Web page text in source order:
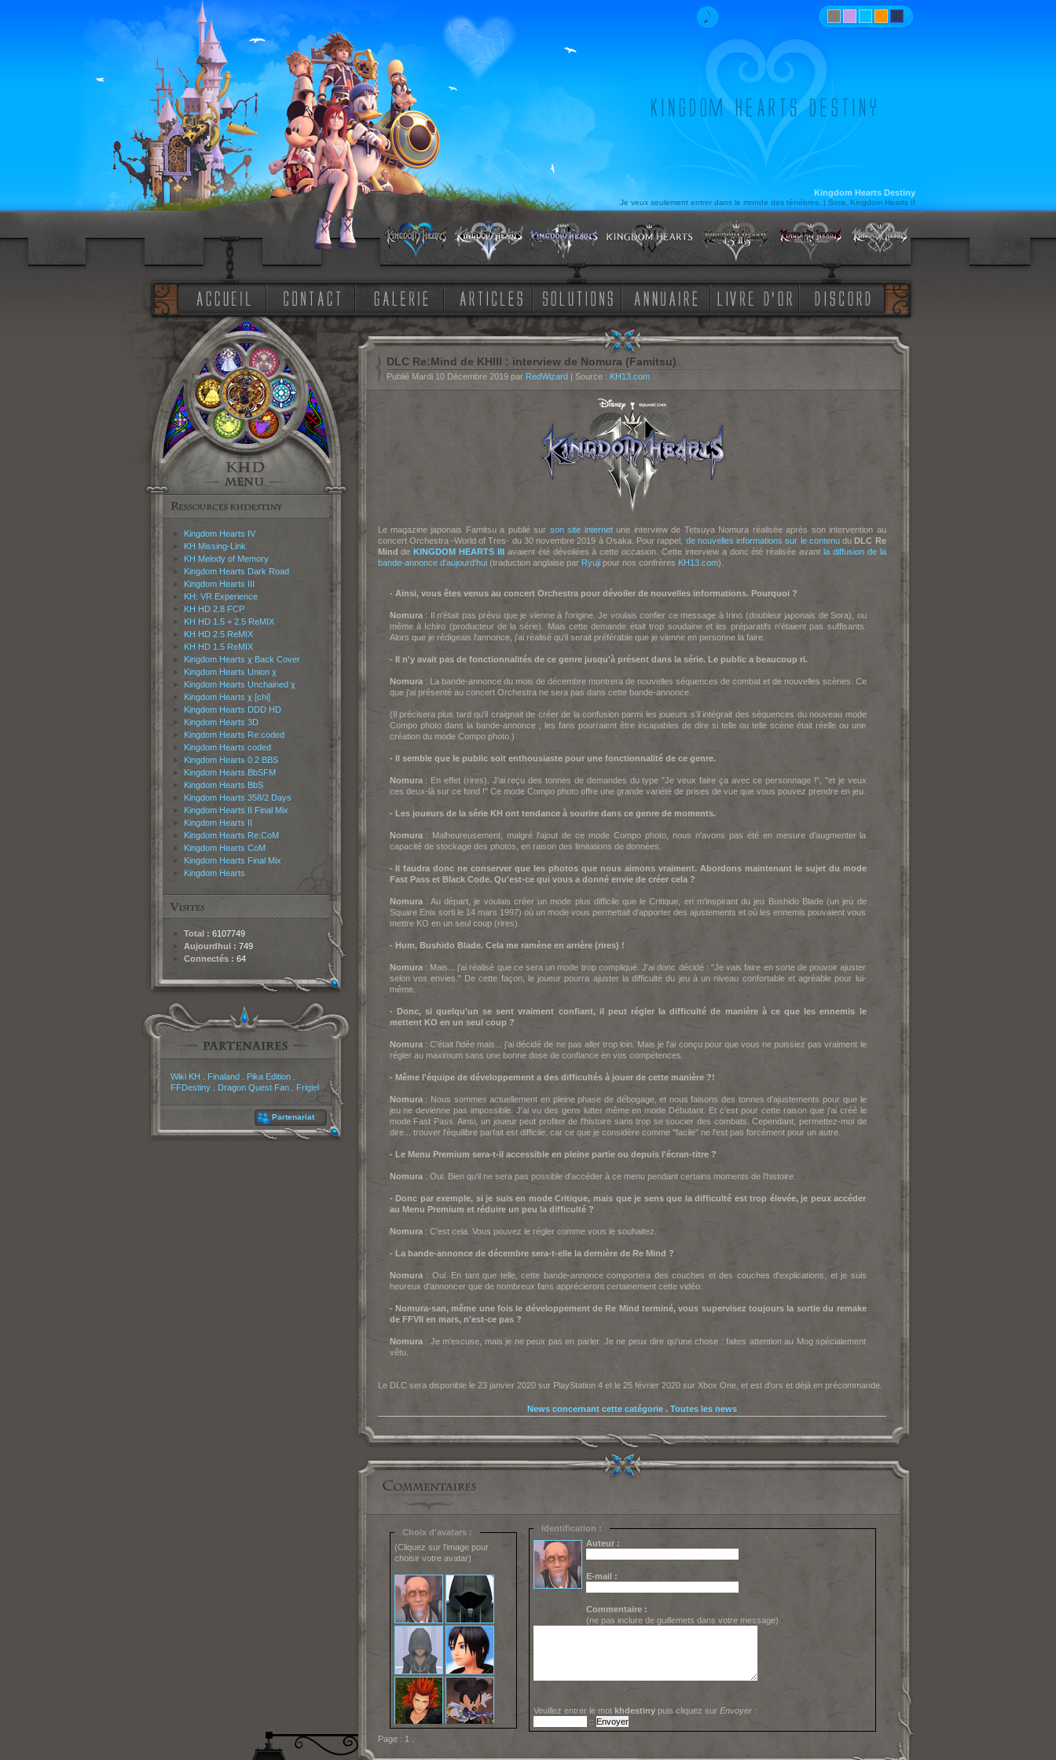
Kingdom Hearts Destiny
Je veux seulement entrer dans le monde des ténèbres. | Sora, Kingdom Hearts II
Kingdom Hearts IV
KH Missing-Link
KH Melody of Memory
Kingdom Hearts Dark Road
Kingdom Hearts III
KH: VR Experience
KH HD 2.8 FCP
KH HD 1.5 + 2.5 ReMIX
KH HD 2.5 ReMIX
KH HD 1.5 ReMIX
Kingdom Hearts χ Back Cover
Kingdom Hearts Union χ
Kingdom Hearts Unchained χ
Kingdom Hearts χ [chi]
Kingdom Hearts DDD HD
Kingdom Hearts 3D
Kingdom Hearts Re:coded
Kingdom Hearts coded
Kingdom Hearts 0.2 BBS
Kingdom Hearts BbSFM
Kingdom Hearts BbS
Kingdom Hearts 358/2 Days
Kingdom Hearts II Final Mix
Kingdom Hearts II
Kingdom Hearts Re:CoM
Kingdom Hearts CoM
Kingdom Hearts Final Mix
Kingdom Hearts
Total : 6107749
Aujourdhui : 749
Connectés : 64
Wiki KH Finaland. Pika Edition.
FFDestiny. Dragon Quest Fan. Frigiel
Partenariat
DLC Re:Mind de KHIII : interview de Nomura (Famitsu)
Publié Mardi 10 Décembre 2019 par RedWizard| Source : KH13.com
Le magazine japonais Famitsu a publié sur son site internetune interview de Tetsuya Nomura réalisée après son intervention au
concert Orchestra -World of Tres- du 30 novembre 2019 à Osaka. Pour rappel, de nouvelles informations sur le contenuduDLC Re
Mind deKINGDOM HEARTS IIIavaient été dévoilées à cette occasion. Cette interview a donc été réalisée avant la diffusion de la
bande-annonce d'aujourd'hui(traduction anglaise par Ryujipour nos confrères KH13.com).
- Ainsi, vous êtes venus au concert Orchestra pour dévoiler de nouvelles informations. Pourquoi ?
Nomura: Il n'était pas prévu que je vienne à l'origine. Je voulais confier ce message à Irino (doubleur japonais de Sora), ou
même à Ichiro (producteur de la série). Mais cette demande était trop soudaine et les préparatifs n'étaient pas suffisants.
Alors que je rédigeais l'annonce, j'ai réalisé qu'il serait préférable que je vienne en personne la faire.
- Il n'y avait pas de fonctionnalités de ce genre jusqu'à présent dans la série. Le public a beaucoup ri.
Nomura: La bande-annonce du mois de décembre montrera de nouvelles séquences de combat et de nouvelles scènes. Ce
que j'ai présenté au concert Orchestra ne sera pas dans cette bande-annonce.
(Il précisera plus tard qu'il craignait de créer de la confusion parmi les joueurs s'il intégrait des séquences du nouveau mode
Compo photo dans la bande-annonce ; les fans pourraient être incapables de dire si telle ou telle scène était réelle ou une
création du mode Compo photo.)
- Il semble que le public soit enthousiaste pour une fonctionnalité de ce genre.
Nomura: En effet (rires). J'ai reçu des tonnes de demandes du type "Je veux faire ça avec ce personnage !", "et je veux
ces deux-là sur ce fond !" Ce mode Compo photo offre une grande variété de prises de vue que vous pouvez prendre en jeu.
- Les joueurs de la série KH ont tendance à sourire dans ce genre de moments.
Nomura: Malheureusement, malgré l'ajout de ce mode Compo photo, nous n'avons pas été en mesure d'augmenter la
capacité de stockage des photos, en raison des limitations de données.
- Il faudra donc ne conserver que les photos que nous aimons vraiment. Abordons maintenant le sujet du mode
Fast Pass et Black Code. Qu'est-ce qui vous a donné envie de créer cela ?
Nomura: Au départ, je voulais créer un mode plus difficile que le Critique, en m'inspirant du jeu Bushido Blade (un jeu de
Square Enix sorti le 14 mars 1997) où un mode vous permettait d'apporter des ajustements et où les ennemis pouvaient vous
mettre KO en un seul coup (rires).
- Hum, Bushido Blade. Cela me ramène en arrière (rires) !
Nomura: Mais... j'ai réalisé que ce sera un mode trop compliqué. J'ai donc décidé : "Je vais faire en sorte de pouvoir ajuster
selon vos envies." De cette façon, le joueur pourra ajuster la difficulté du jeu à un niveau confortable et agréable pour lui-
même.
- Donc, si quelqu'un se sent vraiment confiant, il peut régler la difficulté de manière à ce que les ennemis le
mettent KO en un seul coup ?
Nomura: C'était l'idée mais... j'ai décidé de ne pas aller trop loin. Mais je l'ai conçu pour que vous ne puissiez pas vraiment le
régler au maximum sans une bonne dose de confiance en vos compétences.
- Même l'équipe de développement a des difficultés à jouer de cette manière ?!
Nomura: Nous sommes actuellement en pleine phase de débogage, et nous faisons des tonnes d'ajustements pour que le
jeu ne devienne pas impossible. J'ai vu des gens lutter même en mode Débutant. Et c'est pour cette raison que j'ai créé le
mode Fast Pass. Ainsi, un joueur peut profiter de l'histoire sans trop se soucier des combats. Cependant, permettez-moi de
dire... trouver l'équilibre parfait est difficile, car ce que je considère comme "facile" ne l'est pas forcément pour un autre.
- Le Menu Premium sera-t-il accessible en pleine partie ou depuis l'écran-titre ?
Nomura: Oui. Bien qu'il ne sera pas possible d'accéder à ce menu pendant certains moments de l'histoire.
- Donc par exemple, si je suis en mode Critique, mais que je sens que la difficulté est trop élevée, je peux accéder
au Menu Premium et réduire un peu la difficulté ?
Nomura: C'est cela. Vous pouvez le régler comme vous le souhaitez.
- La bande-annonce de décembre sera-t-elle la dernière de Re Mind ?
Nomura: Oui. En tant que telle, cette bande-annonce comportera des couches et des couches d'explications, et je suis
heureux d'annoncer que de nombreux fans apprécieront certainement cette vidéo.
- Nomura-san, même une fois le développement de Re Mind terminé, vous supervisez toujours la sortie du remake
de FFVII en mars, n'est-ce pas ?
Nomura: Je m'excuse, mais je ne peux pas en parler. Je ne peux dire qu'une chose : faites attention au Mog spécialement
vêtu.
Le DLC sera disponible le 23 janvier 2020 sur PlayStation 4 et le 25 février 2020 sur Xbox One, et est d'ors et déjà en précommande.
News concernant cette catégorie. Toutes les news
Choix d'avatars :
(Cliquez sur l'image pour
choisir votre avatar)
Identification :
Auteur :
E-mail :
Commentaire :
(ne pas inclure de guillemets dans votre message)
Veuillez entrer le mot khdestinypuis cliquez sur Envoyer:
::
Page : 1